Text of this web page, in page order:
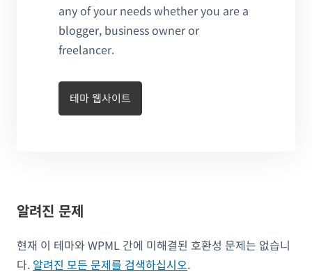
any of your needs whether you are a
blogger, business owner or
freelancer.
테마 웹사이트
알려진 문제
현재 이 테마와 WPML 간에 미해결된 호환성 문제는 없습니
다. 알려진 모든 문제를 검색하십시오.